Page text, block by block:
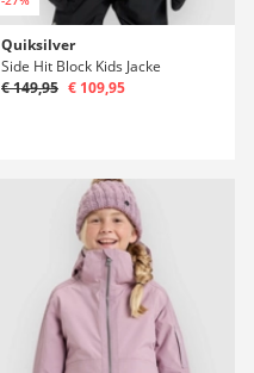
Quiksilver
Side Hit Block Kids Jacke
€ 149,95 € 109,95